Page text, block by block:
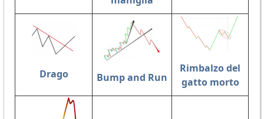
Drago Bump and Run
Rimbalzo del
gatto morto